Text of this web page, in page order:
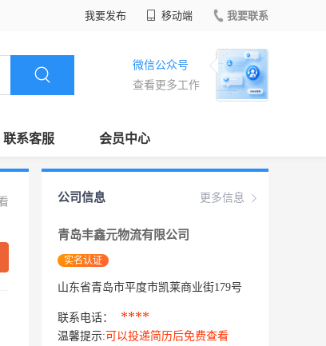
我要发布 移动端 我要联系
微信公众号
查看更多工作
联系客服 会员中心
更多信息
公司信息
青岛丰鑫元物流有限公司
实名认证
山东省青岛市平度市凯莱商业街179号
联系电话： ****
温馨提示: 可以投递简历后免费查看